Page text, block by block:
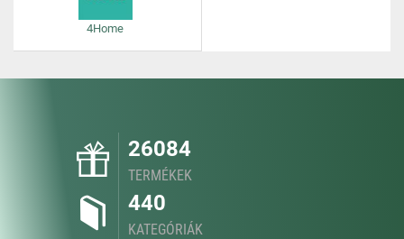
4Home
26084
TERMÉKEK
440
KATEGÓRIÁK